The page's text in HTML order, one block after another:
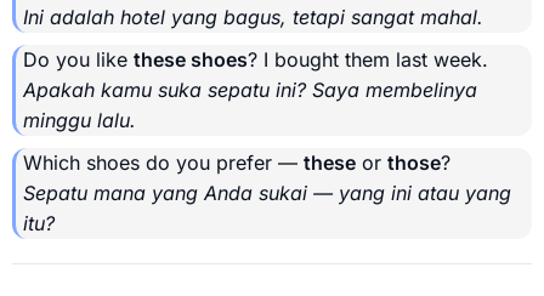
Ini adalah hotel yang bagus, tetapi sangat mahal.
Do you like these shoes? I bought them last week.
Apakah kamu suka sepatu ini? Saya membelinya
minggu lalu.
Which shoes do you prefer — these or those?
Sepatu mana yang Anda sukai — yang ini atau yang
itu?